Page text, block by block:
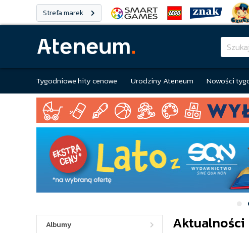
Strefa marek
Tygodniowe hity cenowe Urodziny Ateneum Nowości
Albumy
Aktualności